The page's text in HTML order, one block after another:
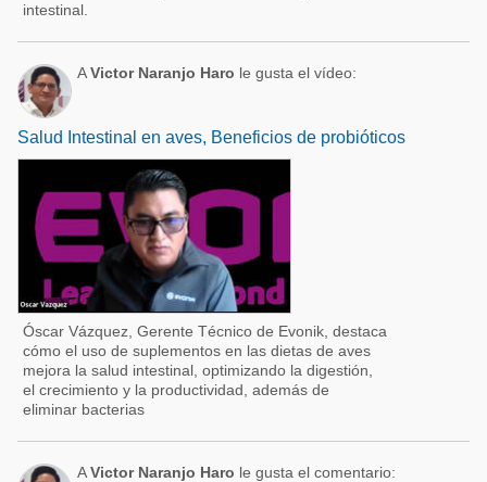
intestinal.
AVictor Naranjo Haro le gusta el vídeo:
Salud Intestinal en aves, Beneficios de probióticos
Óscar Vázquez, Gerente Técnico de Evonik, destaca
cómo el uso de suplementos en las dietas de aves
mejora la salud intestinal, optimizando la digestión,
el crecimiento y la productividad, además de
eliminar bacterias
AVictor Naranjo Haro le gusta el comentario: